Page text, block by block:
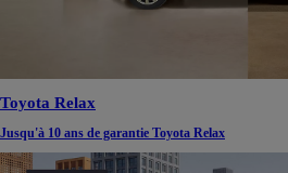
Toyota Relax
Jusqu'à 10 ans de garantie Toyota Relax